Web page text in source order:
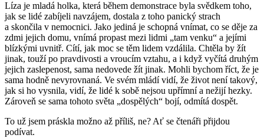
Líza je mladá holka, která během demonstrace byla svědkem toho,
jak se lidé zabíjeli navzájem, dostala z toho panický strach
a skončila v nemocnici. Jako jediná je schopná vnímat, co se děje za
zdmi jejich domu, vnímá propast mezi lidmi „tam venku“ a jejími
blízkými uvnitř. Cítí, jak moc se těm lidem vzdálila. Chtěla by žít
jinak, touží po pravdivosti a vroucím vztahu, a i když vyčítá druhým
jejich zaslepenost, sama nedovede žít jinak. Mohli bychom říct, že je
sama hodně nevyrovnaná. Ve svém mládí vidí, že život není takový,
jak si ho vysnila, vidí, že lidé k sobě nejsou upřímní a nežijí hezky.
Zároveň se sama tohoto světa „dospělých“ bojí, odmítá dospět.
To už jsem práskla možno až příliš, ne? Ať se čtenáři přijdou
podívat.